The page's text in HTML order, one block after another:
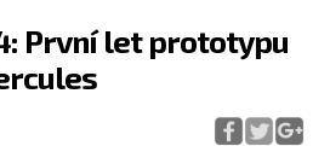
První let prototypu
Flying Revue